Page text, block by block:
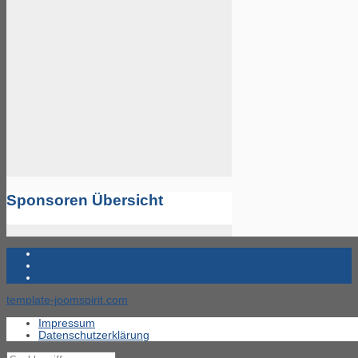
Sponsoren Übersicht
template-joomspirit.com
Impressum
Datenschutzerklärung